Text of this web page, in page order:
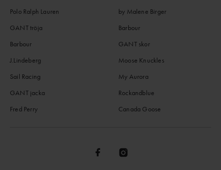
Polo Ralph Lauren
GANT tröja
Barbour
J.Lindeberg
Sail Racing
GANT jacka
Fred Perry
by Malene Birger
Barbour
GANT skor
Moose Knuckles
My Aurora
Rockandblue
Canada Goose